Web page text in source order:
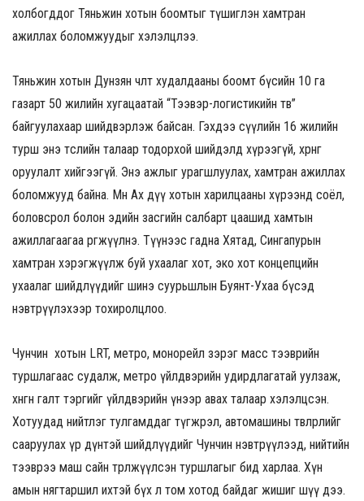
холбогддог Тяньжин хотын боомтыг түшиглэн хамтран
ажиллах боломжуудыг хэлэлцлээ.
Тяньжин хотын Дунзян чөлөөт худалдааны боомт бүсийн 10 га
газарт 50 жилийн хугацаатай “Тээвэр-логистикийн төв”
байгуулахаар шийдвэрлэж байсан. Гэхдээ сүүлийн 16 жилийн
турш энэ төслийн талаар тодорхой шийдэлд хүрээгүй, хөрөнгө
оруулалт хийгээгүй. Энэ ажлыг урагшлуулах, хамтран ажиллах
боломжууд байна. Мөн Ах дүү хотын харилцааны хүрээнд соёл,
боловсрол болон эдийн засгийн салбарт цаашид хамтын
ажиллагаагаа өргөжүүлнэ. Түүнээс гадна Хятад, Сингапурын
хамтран хэрэгжүүлж буй ухаалаг хот, эко хот концепцийн
ухаалаг шийдлүүдийг шинэ суурьшлын Буянт-Ухаа бүсэд
нэвтрүүлэхээр тохиролцлоо.
Чунчин хотын LRT, метро, монорейл зэрэг масс тээврийн
туршлагаас судалж, метро үйлдвэрийн удирдлагатай уулзаж,
хөнгөн галт тэргийг үйлдвэрийн үнээр авах талаар хэлэлцсэн.
Хотуудад нийтлэг тулгамддаг түгжрэл, автомашины төвлөрлийг
сааруулах үр дүнтэй шийдлүүдийг Чунчин нэвтрүүлээд, нийтийн
тээврээ маш сайн төрөлжүүлсэн туршлагыг бид харлаа. Хүн
амын нягтаршил ихтэй бүх л том хотод байдаг жишиг шүү дээ.